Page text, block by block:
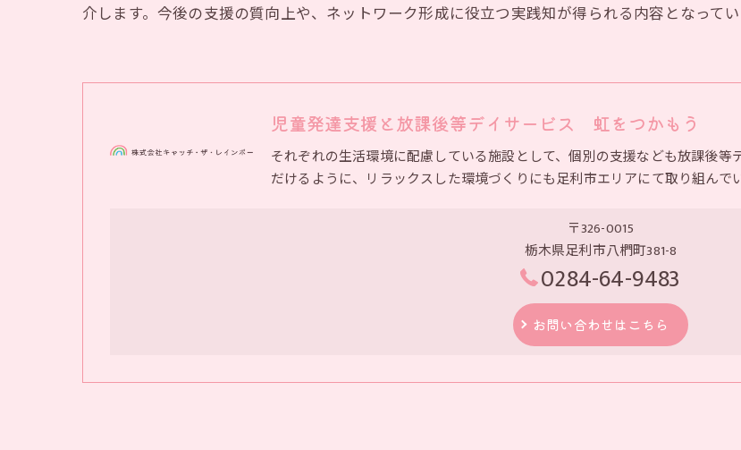
介します。今後の支援の質向上や、ネットワーク形成に役立つ実践知が得られる内容となってい
児童発達支援と放課後等デイサービス 虹をつかもう
それぞれの生活環境に配慮している施設として、個別の支援なども放課後
だけるように、リラックスした環境づくりにも足利市エリアにて取り組んで
〒326-0015
栃木県足利市八椚町381-8
0284-64-9483
お問い合わせはこちら